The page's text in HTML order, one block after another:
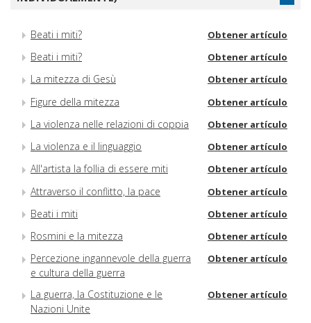
Beati i miti? Obtener artículo
Beati i miti? Obtener artículo
La mitezza di Gesù Obtener artículo
Figure della mitezza Obtener artículo
La violenza nelle relazioni di coppia Obtener artículo
La violenza e il linguaggio Obtener artículo
All'artista la follia di essere miti Obtener artículo
Attraverso il conflitto, la pace Obtener artículo
Beati i miti Obtener artículo
Rosmini e la mitezza Obtener artículo
Percezione ingannevole della guerra
e cultura della guerra
Obtener artículo
La guerra, la Costituzione e le
Nazioni Unite
Obtener artículo